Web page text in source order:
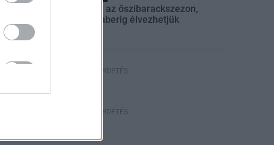
Beindult az őszibarackszezon,
szeptemberig élvezhetjük
HIRDETÉS
HIRDETÉS